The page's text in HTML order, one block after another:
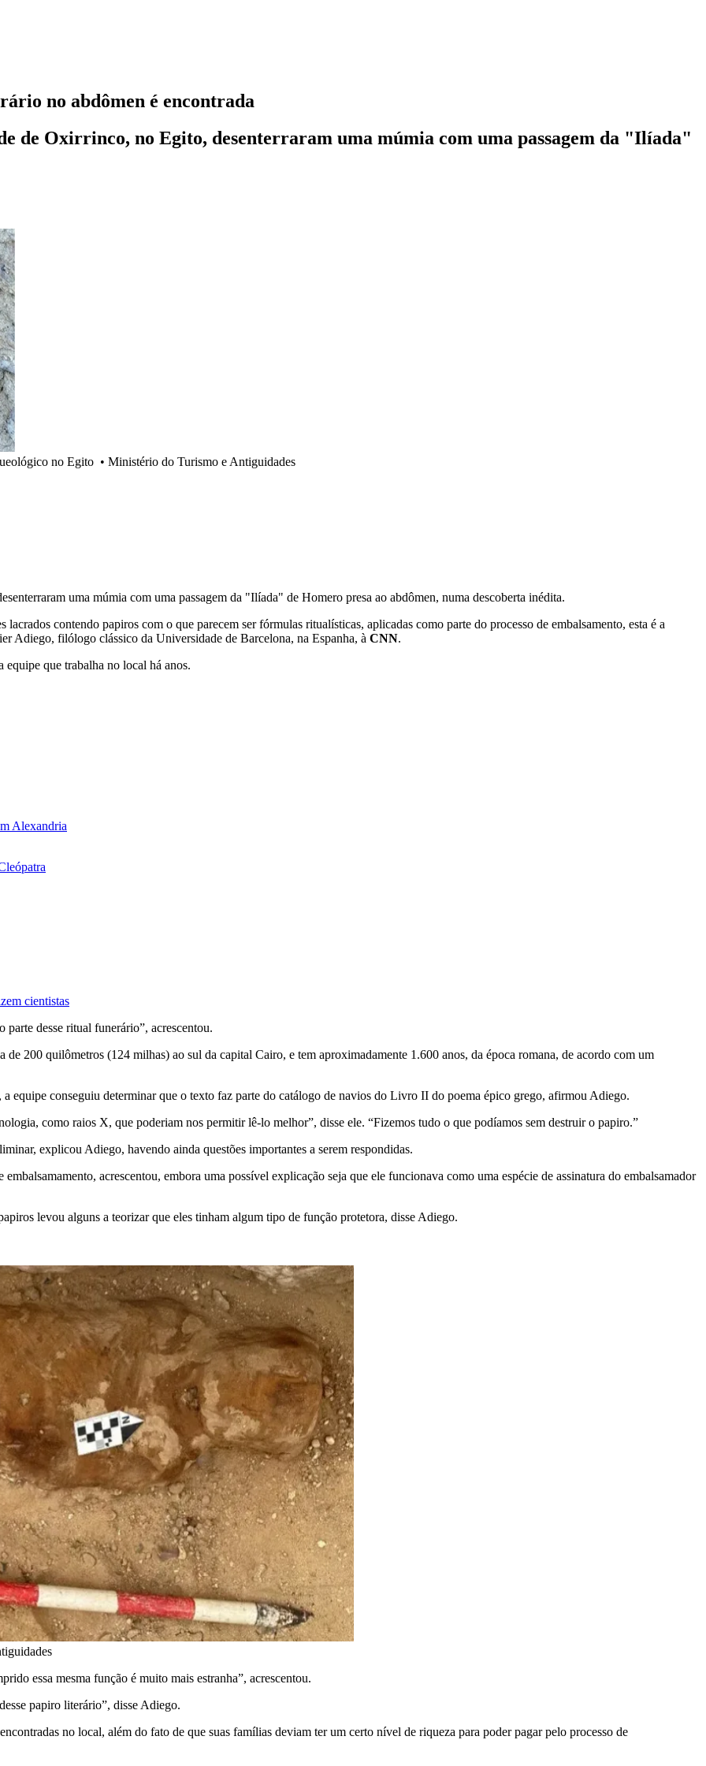
no abdômen é encontrada
de Oxirrinco, no Egito, desenterraram uma múmia com uma passagem da "Ilíada"
no Egito • Ministério do Turismo e Antiguidades
uma múmia com uma passagem da "Ilíada" de Homero presa ao abdômen, numa descoberta inédita.
contendo papiros com o que parecem ser fórmulas ritualísticas, aplicadas como parte do processo de embalsamento, esta é a
Adiego, filólogo clássico da Universidade de Barcelona, ​​na Espanha, à CNN.
equipe que trabalha no local há anos.
Alexandria
cientistas
parte desse ritual funerário”, acrescentou.
200 quilômetros (124 milhas) ao sul da capital Cairo, e tem aproximadamente 1.600 anos, da época romana, de acordo com um
equipe conseguiu determinar que o texto faz parte do catálogo de navios do Livro II do poema épico grego, afirmou Adiego.
como raios X, que poderiam nos permitir lê-lo melhor”, disse ele. “Fizemos tudo o que podíamos sem destruir o papiro.”
explicou Adiego, havendo ainda questões importantes a serem respondidas.
acrescentou, embora uma possível explicação seja que ele funcionava como uma espécie de assinatura do embalsamador
levou alguns a teorizar que eles tinham algum tipo de função protetora, disse Adiego.
essa mesma função é muito mais estranha”, acrescentou.
papiro literário”, disse Adiego.
no local, além do fato de que suas famílias deviam ter um certo nível de riqueza para poder pagar pelo processo de